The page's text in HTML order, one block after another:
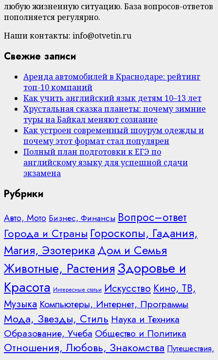
любую жизненную ситуацию. База вопросов-ответов
пополняется регулярно.
Наши контакты: info@otvetin.ru
Свежие записи
Аренда автомобилей в Краснодаре: рейтинг
топ-10 компаний
Как учить английский язык детям 10–13 лет
Хрустальная сказка планеты: почему зимние
туры на Байкал меняют сознание
Как устроен современный шоурум одежды и
почему этот формат стал популярен
Полный план подготовки к ЕГЭ по
английскому языку для успешной сдачи
экзамена
Рубрики
Авто, Мото Бизнес, Финансы Вопрос–ответ
Города и Страны Гороскопы, Гадания,
Магия, Эзотерика Дом и Семья
Животные, Растения Здоровье и
Красота Интересные статьи Искусство Кино, ТВ,
Музыка Компьютеры, Интернет, Программы
Мода, Звезды, Стиль Наука и Техника
Образование, Учеба Общество и Политика
Отношения, Любовь, Знакомства Путешествия,